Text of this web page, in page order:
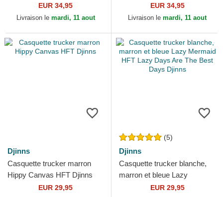
EUR 34,95
Livraison le mardi, 11 aout
EUR 34,95
Livraison le mardi, 11 aout
Djinns
Casquette trucker marron
Hippy Canvas HFT Djinns
EUR 29,95
(5)
Djinns
Casquette trucker blanche,
marron et bleue Lazy
Mermaid HFT Lazy Days Are
EUR 29,95